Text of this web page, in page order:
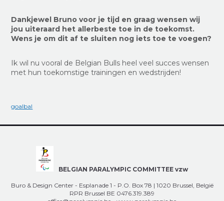
Dankjewel Bruno voor je tijd en graag wensen wij
jou uiteraard het allerbeste toe in de toekomst.
Wens je om dit af te sluiten nog iets toe te voegen?
Ik wil nu vooral de Belgian Bulls heel veel succes wensen
met hun toekomstige trainingen en wedstrijden!
goalbal
BELGIAN PARALYMPIC COMMITTEE vzw
Buro & Design Center - Esplanade 1 - P.O. Box 78 | 1020 Brussel, België
RPR Brussel BE 0476.319.389